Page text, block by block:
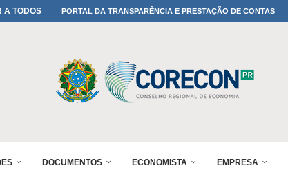
A TODOS OS PAIS!PORTAL DA TRANSPARÊNCIA E PRESTAÇÃO DE CONTAS
DOCUMENTOS ECONOMISTA EMPRESA